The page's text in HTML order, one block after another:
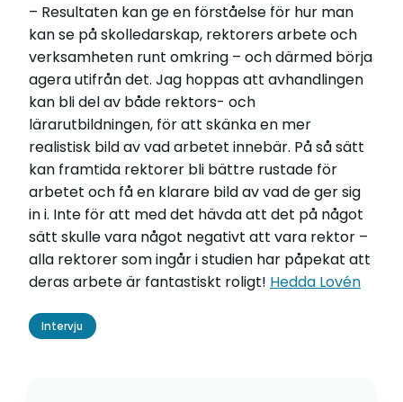
– Resultaten kan ge en förståelse för hur man
kan se på skolledarskap, rektorers arbete och
verksamheten runt omkring – och därmed börja
agera utifrån det. Jag hoppas att avhandlingen
kan bli del av både rektors- och
lärarutbildningen, för att skänka en mer
realistisk bild av vad arbetet innebär. På så sätt
kan framtida rektorer bli bättre rustade för
arbetet och få en klarare bild av vad de ger sig
in i. Inte för att med det hävda att det på något
sätt skulle vara något negativt att vara rektor –
alla rektorer som ingår i studien har påpekat att
deras arbete är fantastiskt roligt! Hedda Lovén
Intervju